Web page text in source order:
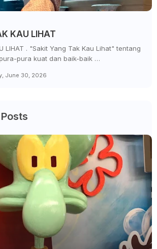
KAU LIHAT
LIHAT . "Sakit Yang Tak Kau Lihat" tentang
pura kuat dan baik-baik …
June 30, 2026